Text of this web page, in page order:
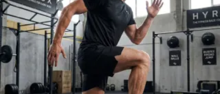
SALDI Donna